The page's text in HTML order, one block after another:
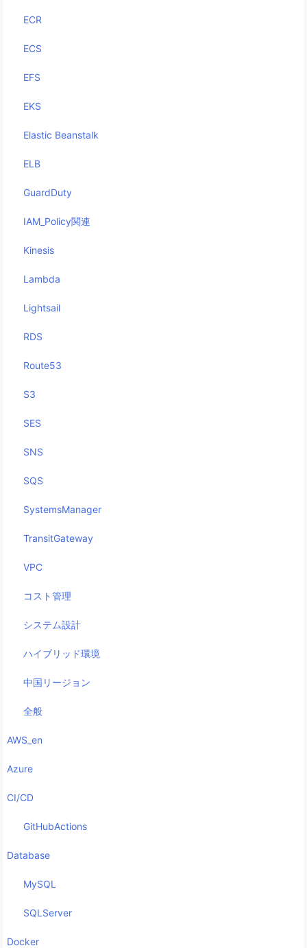
ECR
ECS
EFS
EKS
Elastic Beanstalk
ELB
GuardDuty
IAM_Policy関連
Kinesis
Lambda
Lightsail
RDS
Route53
S3
SES
SNS
SQS
SystemsManager
TransitGateway
VPC
コスト管理
システム設計
ハイブリッド環境
中国リージョン
全般
AWS_en
Azure
CI/CD
GitHubActions
Database
MySQL
SQLServer
Docker